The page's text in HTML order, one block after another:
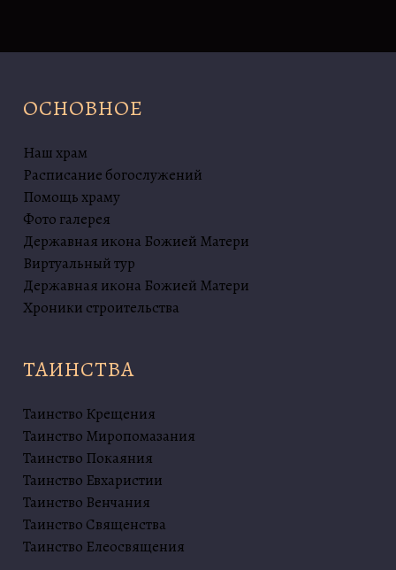
ОСНОВНОЕ
Наш храм
Расписание богослужений
Помощь храму
Фото галерея
Державная икона Божией Матери
Виртуальный тур
Державная икона Божией Матери
Хроники строительства
ТАИНСТВА
Таинство Крещения
Таинство Миропомазания
Таинство Покаяния
Таинство Евхаристии
Таинство Венчания
Таинство Священства
Таинство Елеосвящения